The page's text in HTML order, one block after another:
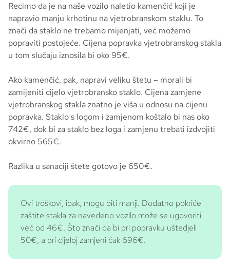
Recimo da je na naše vozilo naletio kamenčić koji je
napravio manju krhotinu na vjetrobranskom staklu. To
znači da staklo ne trebamo mijenjati, već možemo
popraviti postojeće. Cijena popravka vjetrobranskog stakla
u tom slučaju iznosila bi oko 95€.
Ako kamenčić, pak, napravi veliku štetu – morali bi
zamijeniti cijelo vjetrobransko staklo. Cijena zamjene
vjetrobranskog stakla znatno je viša u odnosu na cijenu
popravka. Staklo s logom i zamjenom koštalo bi nas oko
742€, dok bi za staklo bez loga i zamjenu trebati izdvojiti
okvirno 565€.
Razlika u sanaciji štete gotovo je 650€.
Ovi troškovi, ipak, mogu biti manji. Dodatno pokriće
zaštite stakla za navedeno vozilo može se ugovoriti
već od 46€. Što znači da bi pri popravku uštedjeli
50€, a pri cijeloj zamjeni čak 696€.